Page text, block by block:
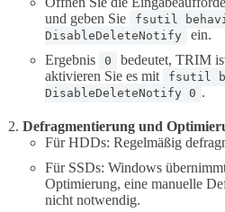
und geben Sie
fsutil
DisableDeleteNotify
ein.
Ergebnis
0
bedeutet, TRIM
aktivieren Sie es mit
fsutil
DisableDeleteNotify 0 .
Defragmentierung und
Für HDDs: Regelmäßig
Für SSDs: Windows
Optimierung, eine manuelle
nicht notwendig.